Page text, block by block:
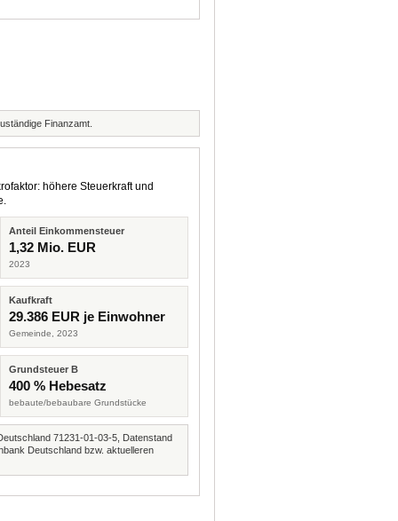
Finanzamt.
höhere Steuerkraft und
Anteil Einkommensteuer
1,32 Mio. EUR
2023
Kaufkraft
29.386 EUR je Einwohner
Gemeinde, 2023
Grundsteuer B
400 % Hebesatz
bebaute/bebaubare Grundstücke
71231-01-03-5, Datenstand
Deutschland bzw. aktuelleren